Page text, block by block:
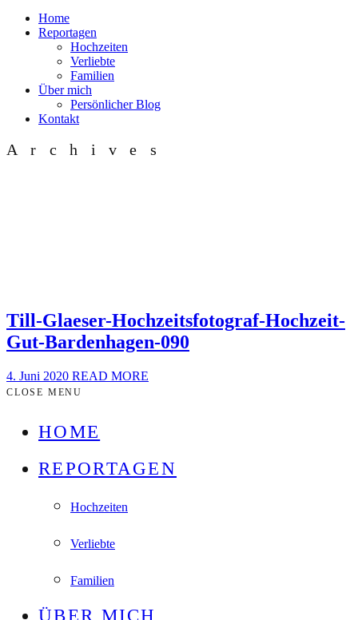
Home
Reportagen
Hochzeiten
Verliebte
Familien
Über mich
Persönlicher Blog
Kontakt
Archives
Till-Glaeser-Hochzeitsfotograf-Hochzeit-
Gut-Bardenhagen-090
4. Juni 2020 READ MORE
CLOSE MENU
HOME
REPORTAGEN
Hochzeiten
Verliebte
Familien
ÜBER MICH